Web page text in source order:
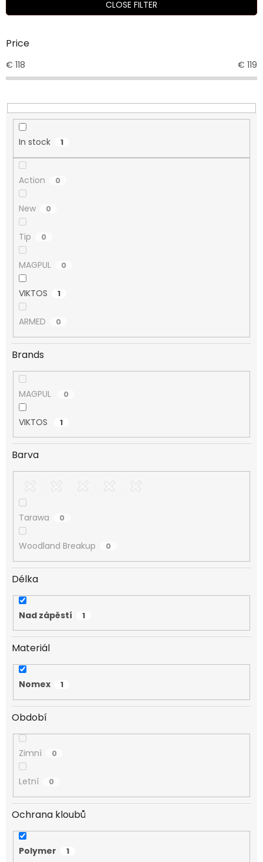
s
r
i
n
CLOSE FILTER
Price
€ 118 € 119
In stock 1
Action 0
New 0
Tip 0
MAGPUL 0
VIKTOS 1
ARMED 0
Brands
MAGPUL 0
VIKTOS 1
Barva
Tarawa 0
Woodland Breakup 0
Délka
Nad zápěstí 1
Materiál
Nomex 1
Období
Zimní 0
Letní 0
Ochrana kloubů
Polymer 1